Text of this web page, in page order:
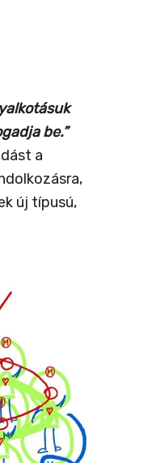
be.”
a
új típusú,